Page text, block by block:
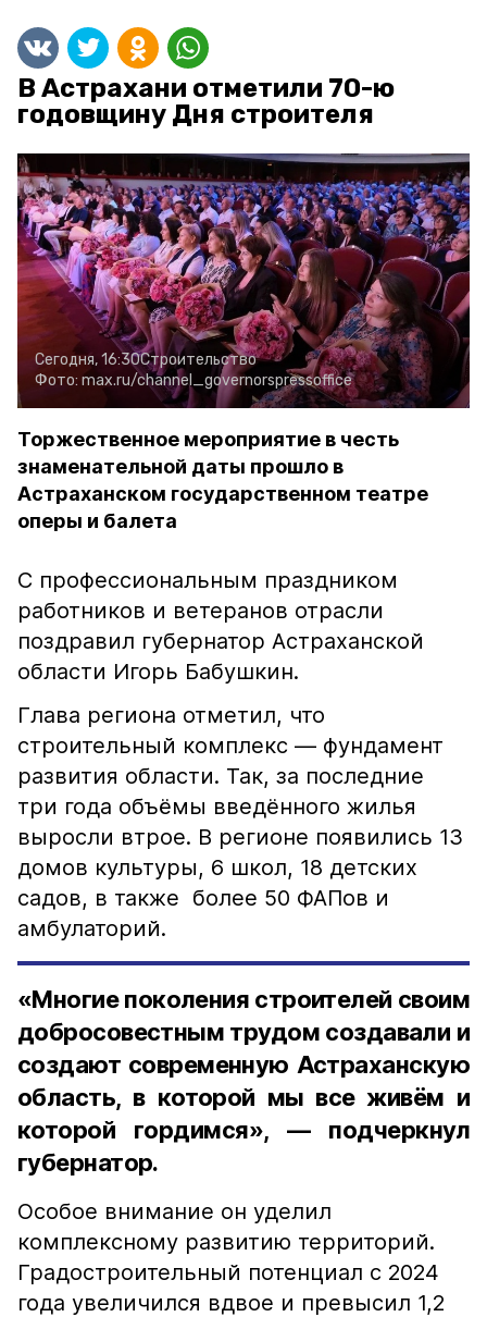
В Астрахани отметили 70-ю
годовщину Дня строителя
Сегодня, 16:30Строительство
Фото: max.ru/channel_governorspressoffice
Торжественное мероприятие в честь
знаменательной даты прошло в
Астраханском государственном театре
оперы и балета
С профессиональным праздником
работников и ветеранов отрасли
поздравил губернатор Астраханской
области Игорь Бабушкин.
Глава региона отметил, что
строительный комплекс — фундамент
развития области. Так, за последние
три года объёмы введённого жилья
выросли втрое. В регионе появились 13
домов культуры, 6 школ, 18 детских
садов, в также более 50 ФАПов и
амбулаторий.
«Многие поколения строителей своим
добросовестным трудом создавали и
создают современную Астраханскую
область, в которой мы все живём и
которой гордимся», — подчеркнул
губернатор.
Особое внимание он уделил
комплексному развитию территорий.
Градостроительный потенциал с 2024
года увеличился вдвое и превысил 1,2